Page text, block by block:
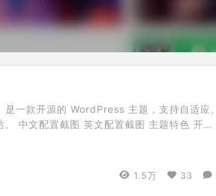
一款开源的 WordPress 主题，支持自适应、
中文配置截图 英文配置截图 主题特色 开源
置密码，支持限流 内置前台用户中心 支持短代
1.5万 33